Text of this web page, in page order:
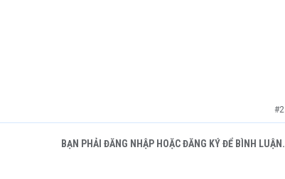
#2
BẠN PHẢI ĐĂNG NHẬP HOẶC ĐĂNG KÝ ĐỂ BÌNH LUẬN.